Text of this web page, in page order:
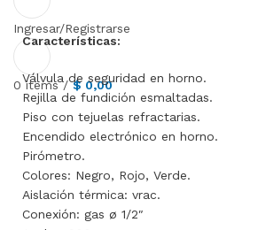
Ingresar/Registrarse
0items / $0,00
Características:
Válvula de seguridad en horno.
Rejilla de fundición esmaltadas.
Piso con tejuelas refractarias.
Encendido electrónico en horno.
Pirómetro.
Colores: Negro, Rojo, Verde.
Aislación térmica: vrac.
Conexión: gas ø 1/2″